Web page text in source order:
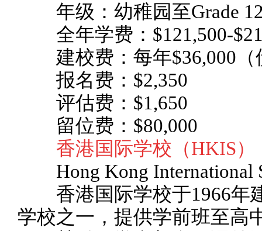
年级：幼稚园至Grade
全年学费：$121,500-
建校费：每年$36,000（
报名费：$2,350
评估费：$1,650
留位费：$80,000
香港国际学校（HKIS）
Hong Kong International
香港国际学校于1966年
学校之一，提供学前班至高